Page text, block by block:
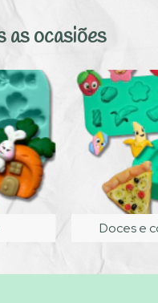
as ocasiões
Doces e